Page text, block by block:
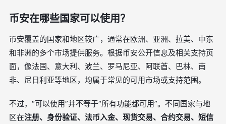
币安在哪些国家可以使用？
币安覆盖的国家和地区较广，通常在欧洲、亚洲、拉美、中东
和非洲的多个市场提供服务。根据币安公开信息及相关支持页
面，像法国、意大利、波兰、罗马尼亚、阿联酋、巴林、南
非、尼日利亚等地区，均属于常见的可用市场或支持范围。
不过，“可以使用”并不等于“所有功能都可用”。不同国家与地
区在注册、身份验证、法币入金、现货交易、合约交易、短信